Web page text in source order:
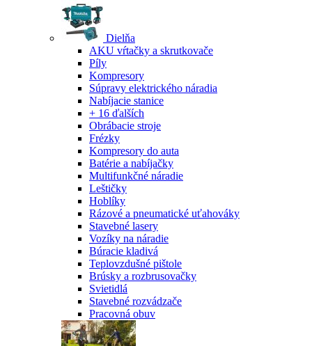
Dielňa
AKU vŕtačky a skrutkovače
Píly
Kompresory
Súpravy elektrického náradia
Nabíjacie stanice
+ 16 ďalších
Obrábacie stroje
Frézky
Kompresory do auta
Batérie a nabíjačky
Multifunkčné náradie
Leštičky
Hoblíky
Rázové a pneumatické uťahováky
Stavebné lasery
Vozíky na náradie
Búracie kladivá
Teplovzdušné pištole
Brúsky a rozbrusovačky
Svietidlá
Stavebné rozvádzače
Pracovná obuv